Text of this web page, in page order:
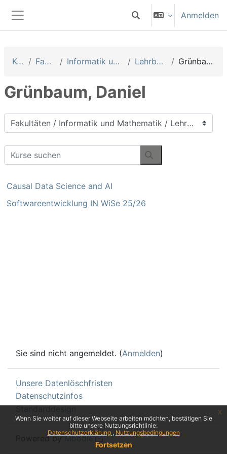
Wenn Sie weiter auf dieser Webseite arbeiten möchten, bestätigen Sie
bitte unsere Nutzungsrichtlinie:
Datenschutzerklärung
Nutzungsbedingungen
Fortsetzen
x
Website-Übersicht
Sucheingabe umschalten
Anmelden
Kurse Fakultäten Informatik und Mathematik Lehrbeauftragte Grünbaum, Daniel
Grünbaum, Daniel
Kursbereiche
Kurse suchen
Kurse suchen
Causal Data Science and AI
Softwareentwicklung IN WiSe 25/26
Sie sind nicht angemeldet. (Anmelden)
Unsere Datenlöschfristen
Datenschutzinfos
Standarddesign
Powered byMoodle